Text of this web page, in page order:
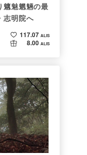
魑魅魍魎の最
明院へ
117.07 ALIS
8.00 ALIS